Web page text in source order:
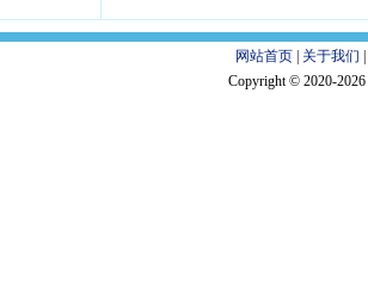
网站首页 关于我们
Copyright © 2020-